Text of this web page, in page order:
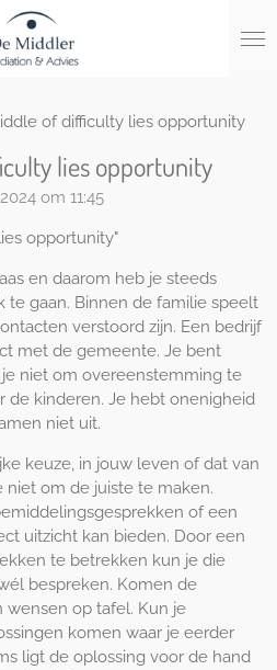
of difficulty lies opportunity
lies opportunity
om 11:45
opportunity"
en daarom heb je steeds
te gaan. Binnen de familie speelt
verstoord zijn. Een bedrijf
met de gemeente. Je bent
niet om overeenstemming te
de kinderen. Je hebt onenigheid
niet uit.
keuze, in jouw leven of dat van
niet om de juiste te maken.
of een
uitzicht kan bieden. Door een
te betrekken kun je die
bespreken. Komen de
op tafel. Kun je
komen waar je eerder
ligt de oplossing voor de hand